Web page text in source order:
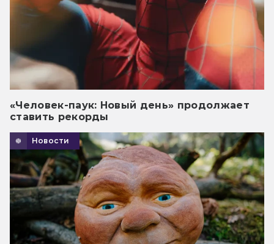
«Человек-паук: Новый день» продолжает
ставить рекорды
Новости